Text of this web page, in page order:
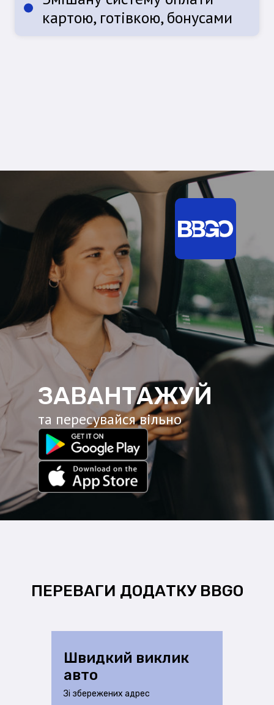
картою, готівкою, бонусами
ЗАВАНТАЖУЙ
та пересувайся вільно
ПЕРЕВАГИ ДОДАТКУ BBGO
Швидкий виклик
авто
Зі збережених адрес